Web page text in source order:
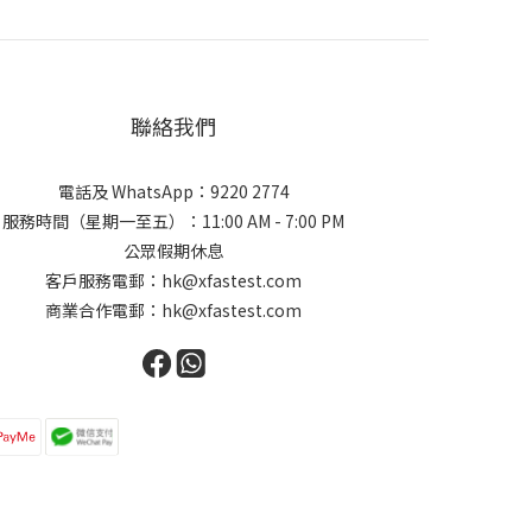
聯絡我們
電話及 WhatsApp：9220 2774
服務時間（星期一至五）：11:00 AM - 7:00 PM
公眾假期休息
客戶服務電郵：hk@xfastest.com
商業合作電郵：hk@xfastest.com